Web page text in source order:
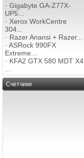
· Gigabyte GA-Z77X-
UP5...
· Xerox WorkCentre
304...
· Razer Anansi + Razer...
· ASRock 990FX
Extreme...
· KFA2 GTX 580 MDT X4
Счетчики